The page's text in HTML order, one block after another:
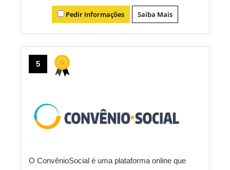
Pedir Informações Saiba Mais
5
O ConvênioSocial é uma plataforma online que